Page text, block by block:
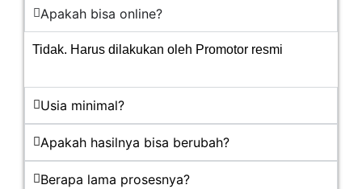
Apakah bisa online?
Tidak. Harus dilakukan oleh Promotor resmi
Usia minimal?
Apakah hasilnya bisa berubah?
Berapa lama prosesnya?